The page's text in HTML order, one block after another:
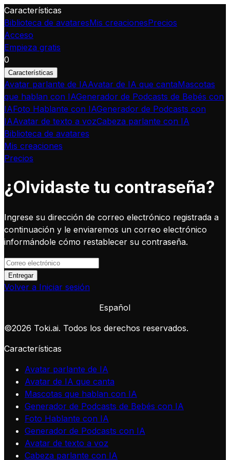
Características
Biblioteca de avataresMis creacionesPrecios
Acceso
Empieza gratis
0
Características
Avatar parlante de IAAvatar de IA que cantaMascotas
que hablan con IAGenerador de Podcasts de Bebés con
IAFoto Hablante con IAGenerador de Podcasts con
IAAvatar de texto a vozCabeza parlante con IA
Biblioteca de avatares
Mis creaciones
Precios
¿Olvidaste tu contraseña?
Ingrese su dirección de correo electrónico registrada a
continuación y le enviaremos un correo electrónico
informándole cómo restablecer su contraseña.
Entregar
Volver a Iniciar sesión
Español
©2026 Toki.ai. Todos los derechos reservados.
Características
Avatar parlante de IA
Avatar de IA que canta
Mascotas que hablan con IA
Generador de Podcasts de Bebés con IA
Foto Hablante con IA
Generador de Podcasts con IA
Avatar de texto a voz
Cabeza parlante con IA